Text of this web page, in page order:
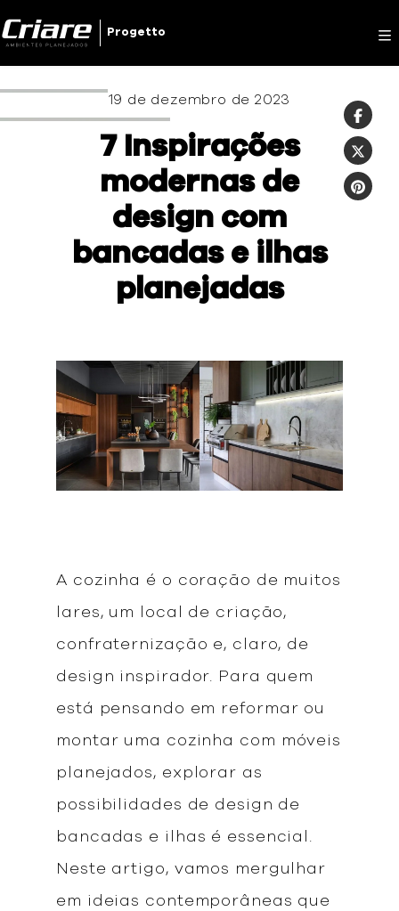
Criare
Progetto
19 de dezembro de 2023
7 Inspirações
modernas de
design com
bancadas e ilhas
planejadas
A cozinha é o coração de muitos
lares, um local de criação,
confraternização e, claro, de
design inspirador. Para quem
está pensando em reformar ou
montar uma cozinha com móveis
planejados, explorar as
possibilidades de design de
bancadas e ilhas é essencial.
Neste artigo, vamos mergulhar
em ideias contemporâneas que